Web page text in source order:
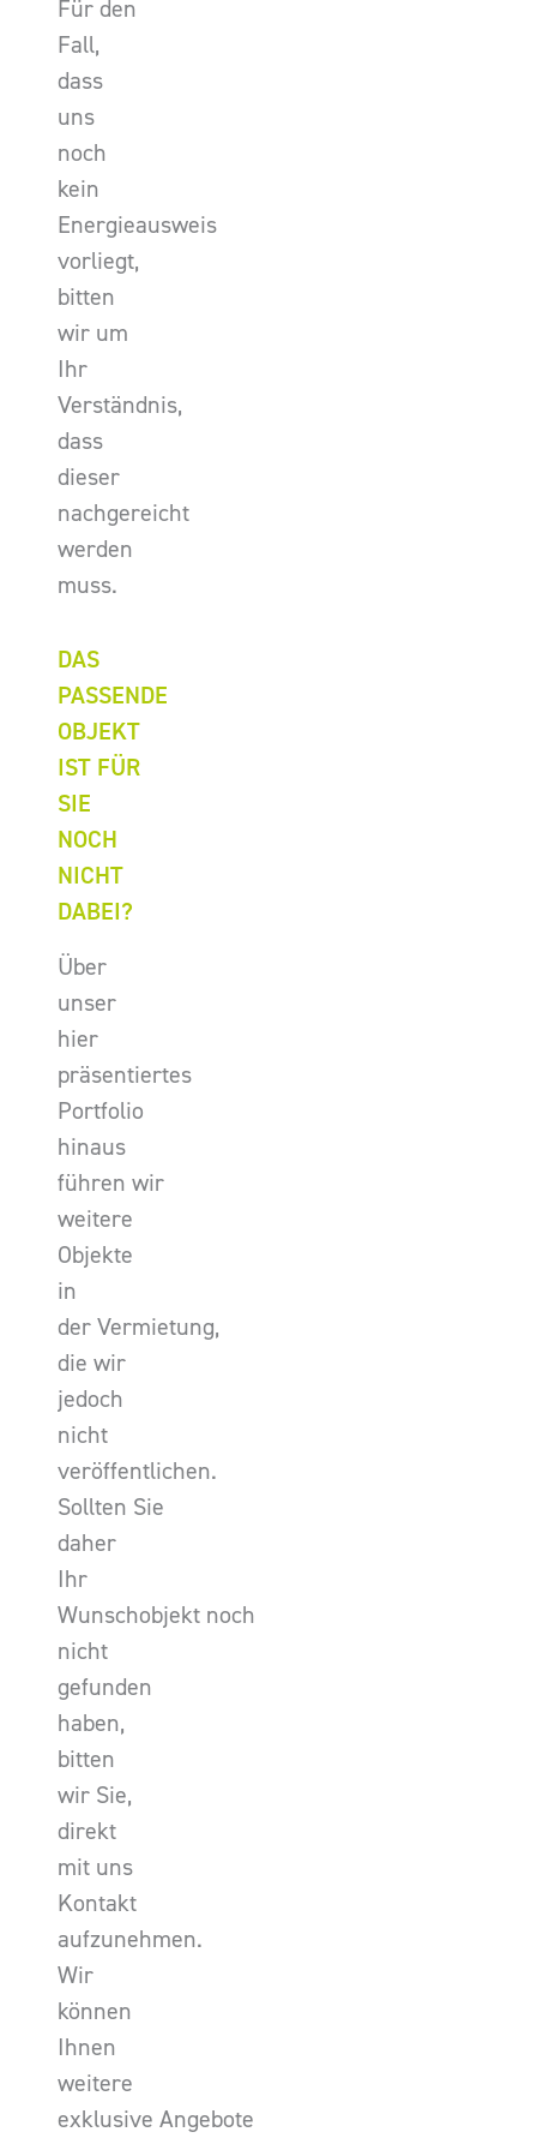
Für den
Fall,
dass
uns
noch
kein
Energieausweis
vorliegt,
bitten
wir um
Ihr
Verständnis,
dass
dieser
nachgereicht
werden
muss.
DAS
PASSENDE
OBJEKT
IST FÜR
SIE
NOCH
NICHT
DABEI?
Über
unser
hier
präsentiertes
Portfolio
hinaus
führen wir
weitere
Objekte
in
der Vermietung,
die wir
jedoch
nicht
veröffentlichen.
Sollten Sie
daher
Ihr
Wunschobjekt noch
nicht
gefunden
haben,
bitten
wir Sie,
direkt
mit uns
Kontakt
aufzunehmen.
Wir
können
Ihnen
weitere
exklusive Angebote